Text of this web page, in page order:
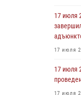
молебен
28 июля
В
28 июля
17 июля
17 июля
17 июля
17 июля